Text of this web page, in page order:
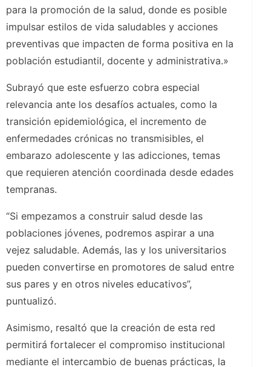
para la promoción de la salud, donde es posible
impulsar estilos de vida saludables y acciones
preventivas que impacten de forma positiva en la
población estudiantil, docente y administrativa.»
Subrayó que este esfuerzo cobra especial
relevancia ante los desafíos actuales, como la
transición epidemiológica, el incremento de
enfermedades crónicas no transmisibles, el
embarazo adolescente y las adicciones, temas
que requieren atención coordinada desde edades
tempranas.
“Si empezamos a construir salud desde las
poblaciones jóvenes, podremos aspirar a una
vejez saludable. Además, las y los universitarios
pueden convertirse en promotores de salud entre
sus pares y en otros niveles educativos”,
puntualizó.
Asimismo, resaltó que la creación de esta red
permitirá fortalecer el compromiso institucional
mediante el intercambio de buenas prácticas, la